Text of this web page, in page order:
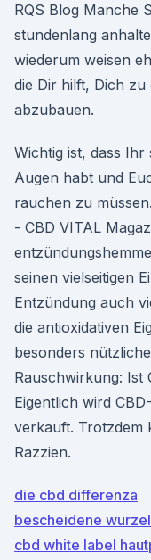
RQS Blog Manche
stundenlang
wiederum weisen
die Dir hilft, Dich
abzubauen.
Wichtig ist, dass
Augen habt und
rauchen zu
- CBD VITAL
seinen vielseitigen
Entzündung auch
die antioxidativen
besonders
Rauschwirkung: Ist
Eigentlich wird
verkauft. Trotzdem
Razzien.
die cbd differenza
bescheidene
cbd white label